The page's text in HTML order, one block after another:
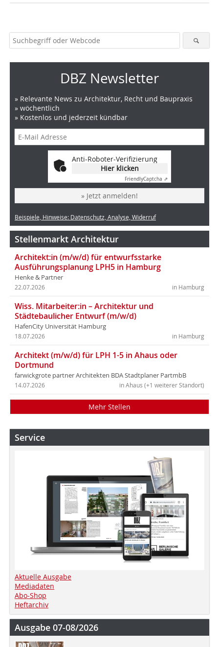
DBZ Newsletter
» Relevante News zu Architektur, Recht und Baupraxis
» wöchentlich
» Kostenlos und jederzeit kündbar
Anti-Roboter-Verifizierung
Hier klicken
FriendlyCaptcha ⇗
» Jetzt anmelden!
Beispiele, Hinweise: Datenschutz, Analyse, Widerruf
Stellenmarkt Architektur
Architekt:in (m/w/d) für entwurfsstarke
Ausführungsplanung LPH5 in Hamburg
Henke & Partner
in Hamburg
22.07.2026
Wiss. Mitarbeiter:in – Architektur und
Städtebaulicher Entwurf (m/w/d)
HafenCity Universität Hamburg
in Hamburg
18.07.2026
Architekt (m/w/d) für LPH 1-5 in Ahaus oder
Dortmund
farwickgrote partner Architekten BDA Stadtplaner PartmbB
in Ahaus (+1 weiterer Standort)
14.07.2026
Mehr Stellen
Service
Aktuelle Ausgabe
Mediadaten
Abo-Shop
Heftarchiv
Ausgabe 07-08/2026